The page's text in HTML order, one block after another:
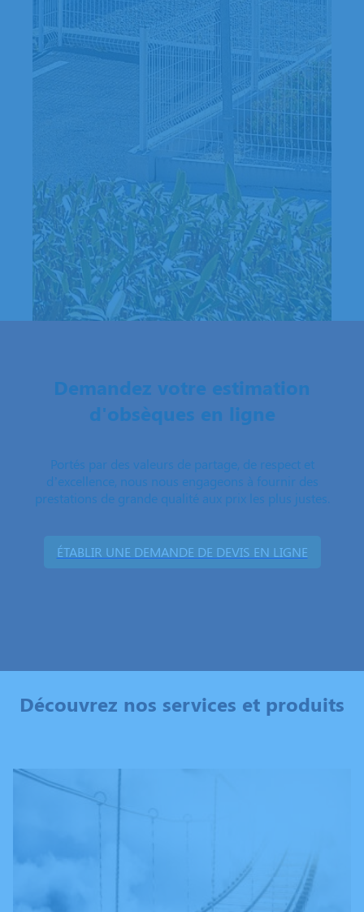
Demandez votre estimation
d'obsèques en ligne
Portés par des valeurs de partage, de respect et
d’excellence, nous nous engageons à fournir des
prestations de grande qualité aux prix les plus justes.
ÉTABLIR UNE DEMANDE DE DEVIS EN LIGNE
Découvrez nos services et produits